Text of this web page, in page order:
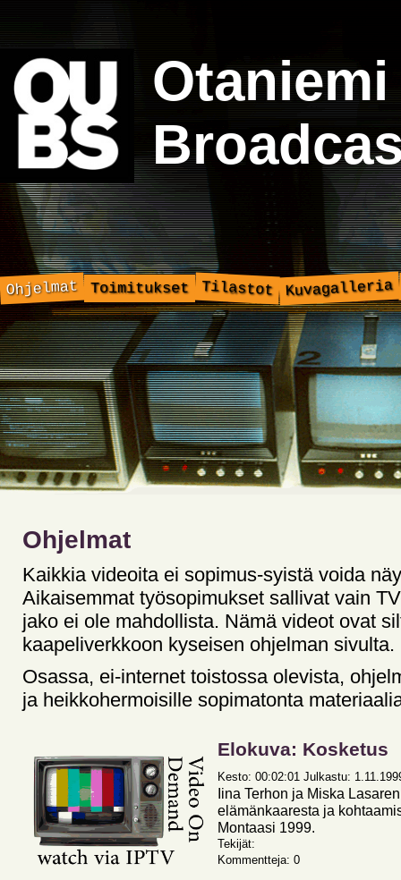
Ohjelmat Toimitukset Tilastot Kuvagalleria
Ohjelmat
Kaikkia videoita ei sopimus-syistä voida
Aikaisemmat työsopimukset sallivat vain
jako ei ole mahdollista. Nämä videot ovat
kaapeliverkkoon kyseisen ohjelman sivulta.
Osassa, ei-internet toistossa olevista,
ja heikkohermoisille sopimatonta
Elokuva: Kosketus
Kesto: 00:02:01 Julkastu:
Iina Terhon ja Miska
elämänkaaresta ja
Montaasi 1999.
Tekijät:
Kommentteja: 0